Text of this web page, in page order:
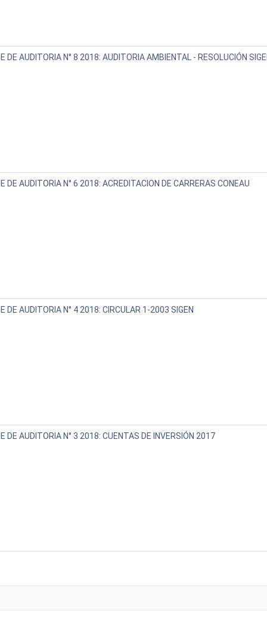
DE AUDITORIA N° 8 2018: AUDITORIA AMBIENTAL - RESOLUCIÓN
DE AUDITORIA N° 6 2018: ACREDITACION DE CARRERAS CONEAU
DE AUDITORIA N° 4 2018: CIRCULAR 1-2003 SIGEN
DE AUDITORIA N° 3 2018: CUENTAS DE INVERSIÓN 2017